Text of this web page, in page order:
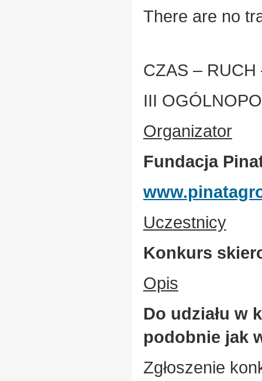
There are no
CZAS –
III
Organizator
Fundacja
Uczestnicy
Konkurs
Opis
Do udziału w
podobnie jak
Zgłoszenie